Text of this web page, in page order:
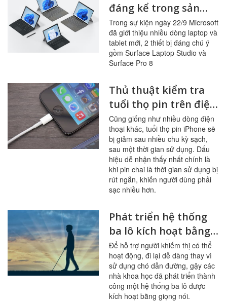
đáng kể trong sản
phẩm mới ra mắt
Surface Laptop
Studio và Surface Pro
8
Trong sự kiện ngày 22/9 Microsoft
đã giới thiệu nhiều dòng laptop và
tablet mới, 2 thiết bị đáng chú ý
gồm Surface Laptop Studio và
Surface Pro 8
Thủ thuật kiểm tra
tuổi thọ pin trên điện
thoại iPhone
Cũng giống như nhiều dòng điện
thoại khác, tuổi thọ pin iPhone sẽ
bị giảm sau nhiều chu kỳ sạch,
sau một thời gian sử dụng. Dấu
hiệu dễ nhận thấy nhất chính là
khi pin chai là thời gian sử dụng bị
rút ngắn, khiến người dùng phải
sạc nhiều hơn.
Phát triển hệ thống
ba lô kích hoạt bằng
giọng nói hỗ trợ
người khiếm thị
Để hỗ trợ người khiếm thị có thể
hoạt động, đi lại dễ dàng thay vì
sử dụng chó dẫn đường, gậy các
nhà khoa học đã phát triển thành
công một hệ thống ba lô được
kích hoạt bằng giọng nói.